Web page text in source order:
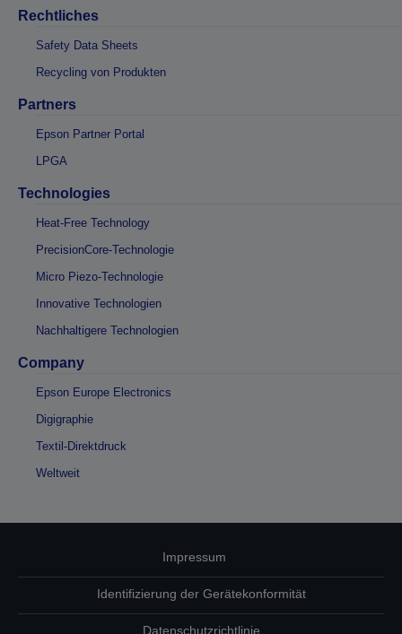
Rechtliches
Safety Data Sheets
Recycling von Produkten
Partners
Epson Partner Portal
LPGA
Technologies
Heat-Free Technology
PrecisionCore-Technologie
Micro Piezo-Technologie
Innovative Technologien
Nachhaltigere Technologien
Company
Epson Europe Electronics
Digigraphie
Textil-Direktdruck
Weltweit
Impressum
Identifizierung der Gerätekonformität
Datenschutzrichtlinie